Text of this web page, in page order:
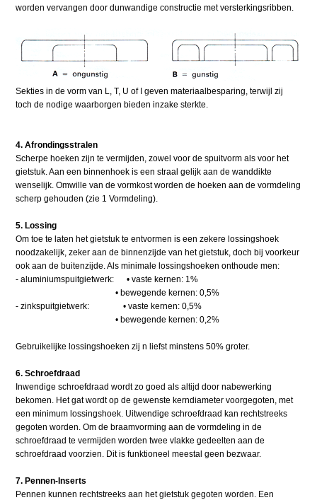
worden vervangen door dunwandige constructie met versterkingsribben.
Sekties in de vorm van L, T, U of I geven materiaalbesparing, terwijl zij
toch de nodige waarborgen bieden inzake sterkte.
4. Afrondingsstralen
Scherpe hoeken zijn te vermijden, zowel voor de spuitvorm als voor het
gietstuk. Aan een binnenhoek is een straal gelijk aan de wanddikte
wenselijk. Omwille van de vormkost worden de hoeken aan de vormdeling
scherp gehouden (zie 1 Vormdeling).
5. Lossing
Om toe te laten het gietstuk te entvormen is een zekere lossingshoek
noodzakelijk, zeker aan de binnenzijde van het gietstuk, doch bij voorkeur
ook aan de buitenzijde. Als minimale lossingshoeken onthoude men:
- aluminiumspuitgietwerk: • vaste kernen: 1%
• bewegende kernen: 0,5%
- zinkspuitgietwerk: • vaste kernen: 0,5%
• bewegende kernen: 0,2%
Gebruikelijke lossingshoeken zij n liefst minstens 50% groter.
6. Schroefdraad
Inwendige schroefdraad wordt zo goed als altijd door nabewerking
bekomen. Het gat wordt op de gewenste kerndiameter voorgegoten, met
een minimum lossingshoek. Uitwendige schroefdraad kan rechtstreeks
gegoten worden. Om de braamvorming aan de vormdeling in de
schroefdraad te vermijden worden twee vlakke gedeelten aan de
schroefdraad voorzien. Dit is funktioneel meestal geen bezwaar.
7. Pennen-Inserts
Pennen kunnen rechtstreeks aan het gietstuk gegoten worden. Een